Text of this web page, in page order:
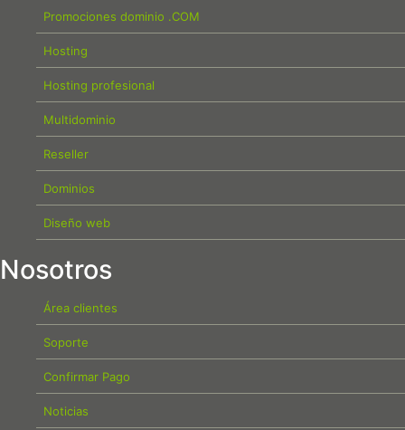
Promociones dominio .COM
Hosting
Hosting profesional
Multidominio
Reseller
Dominios
Diseño web
Nosotros
Área clientes
Soporte
Confirmar Pago
Noticias